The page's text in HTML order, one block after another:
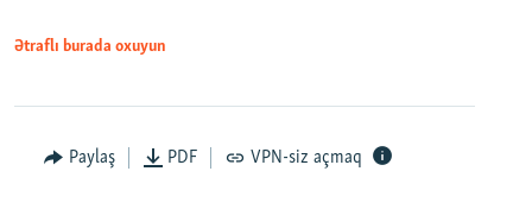
Ətraflı burada oxuyun
Paylaş PDF VPN-siz açmaq